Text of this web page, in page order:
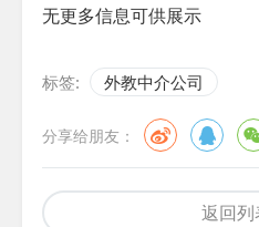
无更多信息可供展示
标签: 外教中介公司
分享给朋友：
返回列